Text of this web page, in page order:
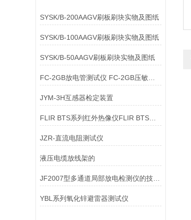
SYSK/B-200AAGV刷板刷块实物及图纸
SYSK/B-100AAGV刷板刷块实物及图纸
SYSK/B-50AAGV刷板刷块实物及图纸
JYM-3H互感器检定装置
FLIR BTS系列红外热像仪FLIR BTS系列红外热像仪
JZR-直流电阻测试仪
液压电缆放线架的
JF2007型多通道局部放电检测仪的技术指标
YBL系列氧化锌避雷器测试仪